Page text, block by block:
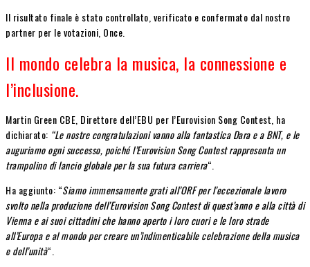
Il risultato finale è stato controllato, verificato e confermato dal nostro
partner per le votazioni, Once.
Il mondo celebra la musica, la connessione e
l’inclusione.
Martin Green CBE, Direttore dell’EBU per l’Eurovision Song Contest, ha
dichiarato: “Le nostre congratulazioni vanno alla fantastica Dara e a BNT, e le
auguriamo ogni successo, poiché l’Eurovision Song Contest rappresenta un
trampolino di lancio globale per la sua futura carriera“.
Ha aggiunto: “Siamo immensamente grati all’ORF per l’eccezionale lavoro
svolto nella produzione dell’Eurovision Song Contest di quest’anno e alla città di
Vienna e ai suoi cittadini che hanno aperto i loro cuori e le loro strade
all’Europa e al mondo per creare un’indimenticabile celebrazione della musica
e dell’unità“.